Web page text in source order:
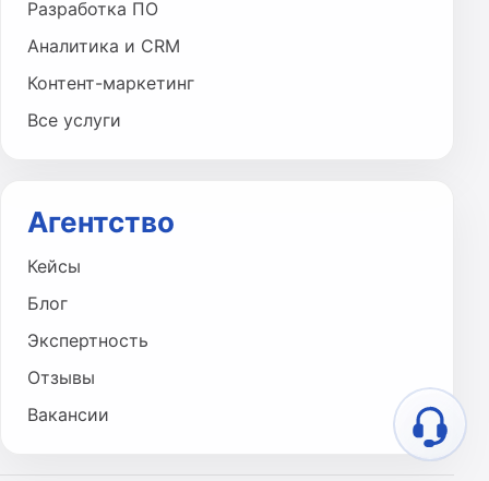
Разработка ПО
Аналитика и CRM
Контент-маркетинг
Все услуги
Агентство
Кейсы
Блог
Экспертность
Отзывы
Вакансии